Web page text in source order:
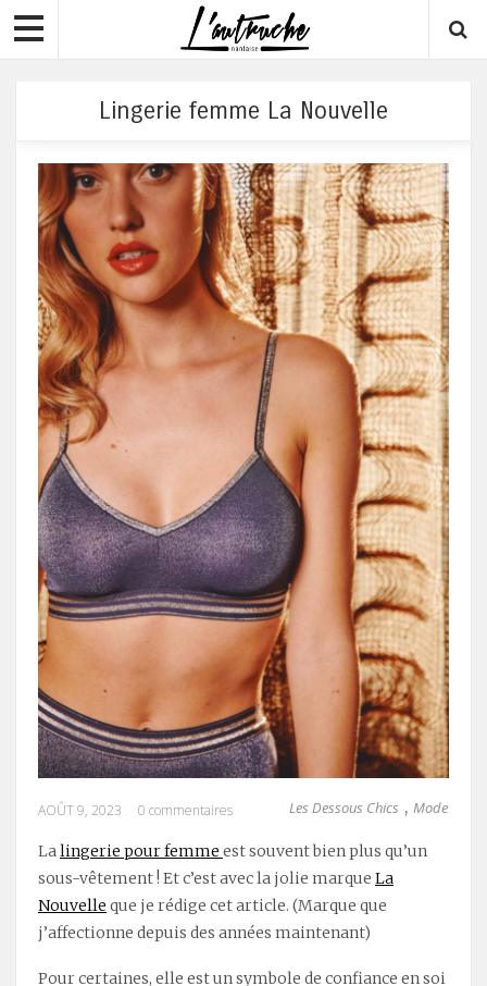
Lingerie femme La Nouvelle
Les Dessous Chics , Mode
AOÛT 9, 2023 0 commentaires
Lalingerie pour femme est souvent bien plus qu’un
sous-vêtement ! Et c’est avec la jolie marque La
Nouvelle que je rédige cet article. (Marque que
j’affectionne depuis des années maintenant)
Pour certaines, elle est un symbole de confiance en soi